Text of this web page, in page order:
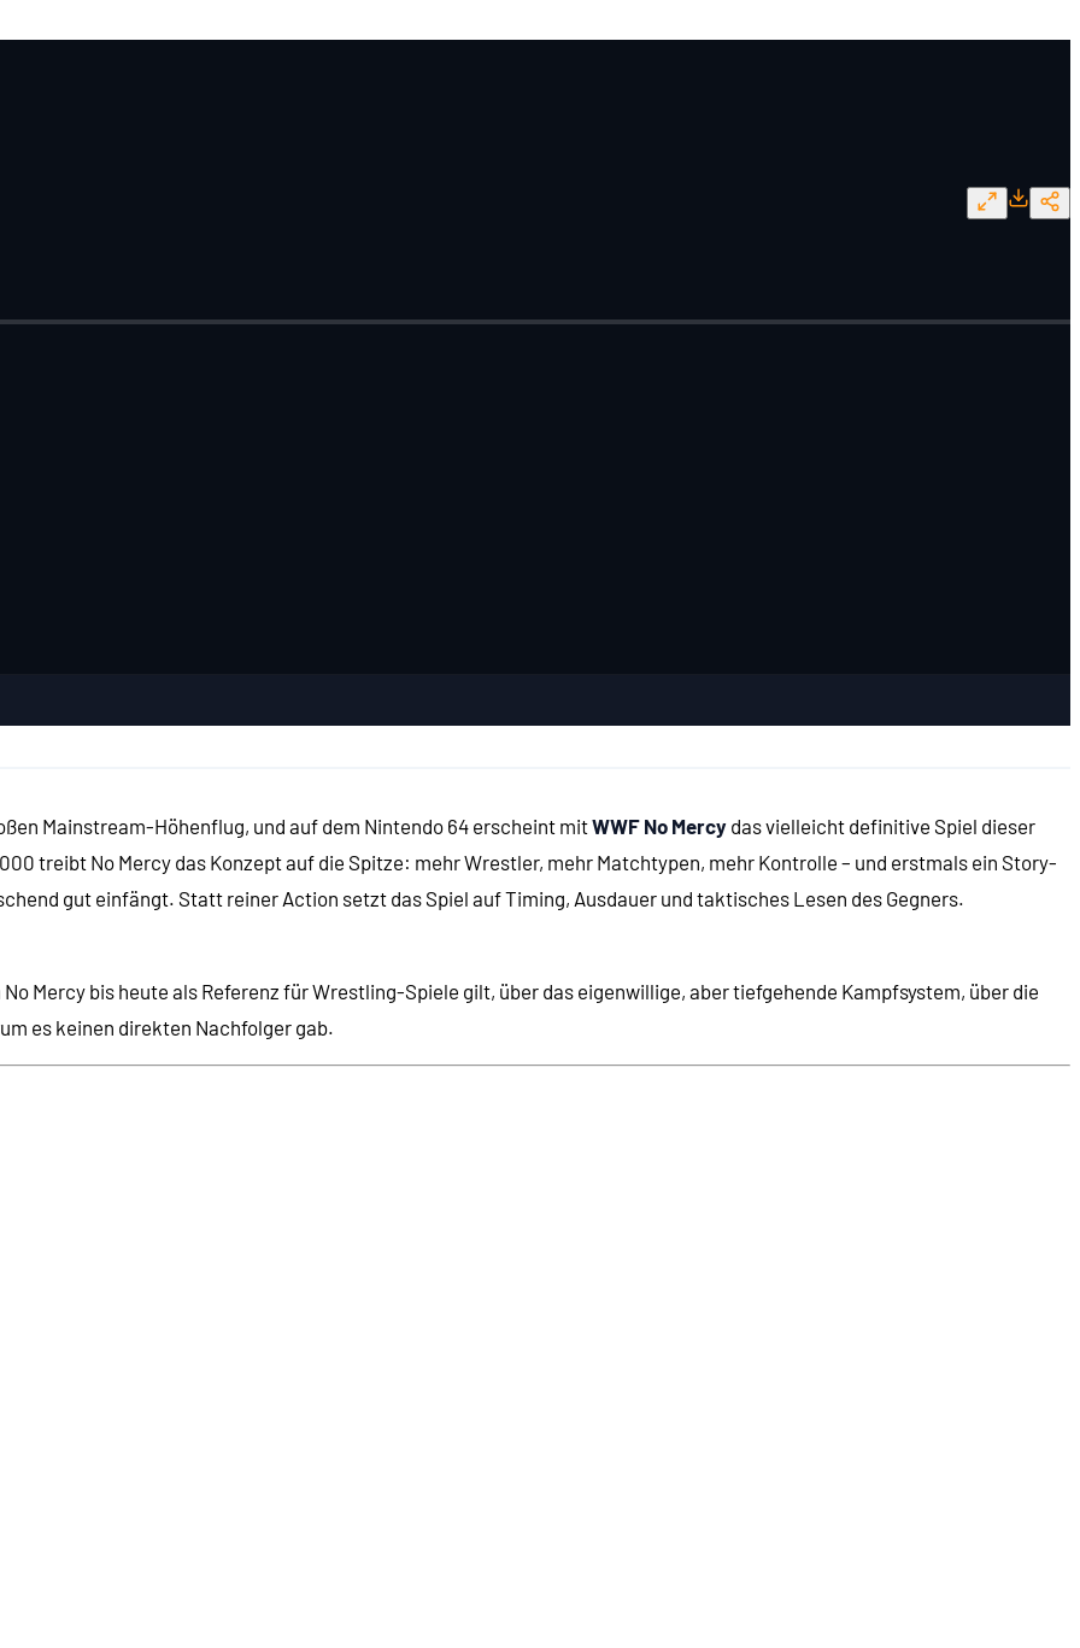
Mainstream-Höhenflug, und auf dem Nintendo 64 erscheint mitWWF No Mercy das vielleicht definitive Spiel dieser
treibt No Mercy das Konzept auf die Spitze: mehr Wrestler, mehr Matchtypen, mehr Kontrolle – und erstmals ein Story-
gut einfängt. Statt reiner Action setzt das Spiel auf Timing, Ausdauer und taktisches Lesen des Gegners.
Mercy bis heute als Referenz für Wrestling-Spiele gilt, über das eigenwillige, aber tiefgehende Kampfsystem, über die
es keinen direkten Nachfolger gab.